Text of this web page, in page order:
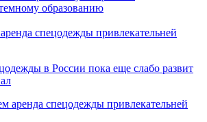
спецодежды привлекательней
в России пока еще слабо развит